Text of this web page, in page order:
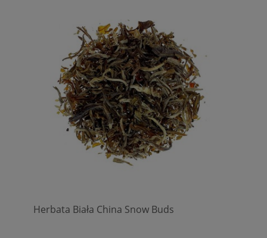
Herbata Biała China Snow Buds